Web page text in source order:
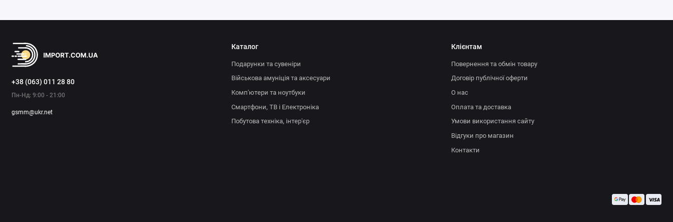
+38 (063) 011 28 80
Пн-Нд: 9:00 - 21:00
gsmm@ukr.net
Каталог
Подарунки та сувеніри
Військова амуніція та аксесуари
Комп'ютери та ноутбуки
Смартфони, ТВ і Електроніка
Побутова техніка, інтер'єр
Клієнтам
Повернення та обмін товару
Договір публічної оферти
О нас
Оплата та доставка
Умови використання сайту
Відгуки про магазин
Контакти